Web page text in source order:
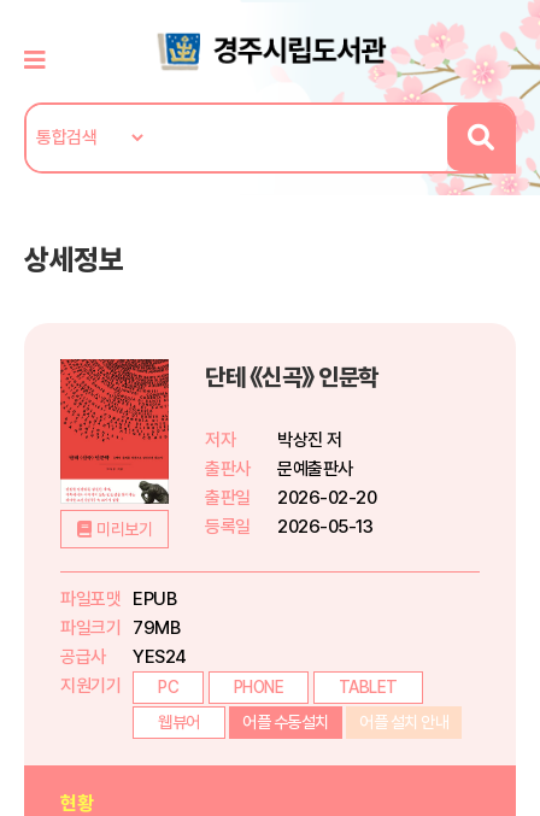
상세정보
미리보기
단테 《신곡》 인문학
저자
박상진 저
출판사
문예출판사
출판일
2026-02-20
등록일
2026-05-13
파일포맷
EPUB
파일크기
79MB
공급사
YES24
지원기기
PC PHONE
TABLET
웹뷰어
어플 수동설치 어플 설치 안내
현황